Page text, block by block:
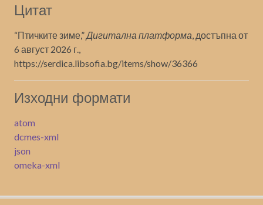
Цитат
“Птичките зиме,”Дигитална платформа, достъпна от
6 август 2026 г.,
https://serdica.libsofia.bg/items/show/36366
Изходни формати
atom
dcmes-xml
json
omeka-xml